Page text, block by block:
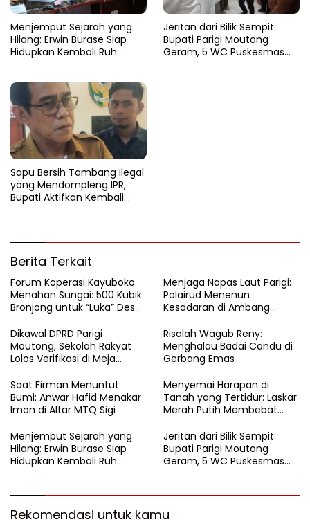
Menjemput Sejarah yang
Hilang: Erwin Burase Siap
Hidupkan Kembali Ruh
Kuliner Parigi
Jeritan dari Bilik Sempit:
Bupati Parigi Moutong
Geram, 5 WC Puskesmas
Sapu Bersih Tambang Ilegal
yang Mendompleng IPR,
Bupati Aktifkan Kembali
Berita Terkait
Forum Koperasi Kayuboko
Menahan Sungai: 500 Kubik
Bronjong untuk “Luka” Desa
​Menjaga Napas Laut Parigi:
Polairud Menenun
Kesadaran di Ambang
Dikawal DPRD Parigi
Moutong, Sekolah Rakyat
Lolos Verifikasi di Meja
Risalah Wagub Reny:
Menghalau Badai Candu di
Gerbang Emas
Saat Firman Menuntut
Bumi: Anwar Hafid Menakar
Iman di Altar MTQ Sigi
Menyemai Harapan di
Tanah yang Tertidur: Laskar
Merah Putih Membebat
Menjemput Sejarah yang
Hilang: Erwin Burase Siap
Hidupkan Kembali Ruh
Kuliner Parigi
Jeritan dari Bilik Sempit:
Bupati Parigi Moutong
Geram, 5 WC Puskesmas
Rekomendasi untuk kamu